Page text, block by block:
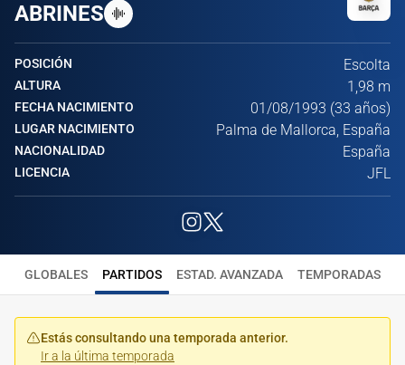
ABRINES
POSICIÓN Escolta
ALTURA 1,98 m
FECHA NACIMIENTO 01/08/1993 (33 años)
LUGAR NACIMIENTO Palma de Mallorca, España
NACIONALIDAD España
LICENCIA JFL
GLOBALES PARTIDOS ESTAD. AVANZADA TEMPORADAS
Estás consultando una temporada anterior.
Ir a la última temporada